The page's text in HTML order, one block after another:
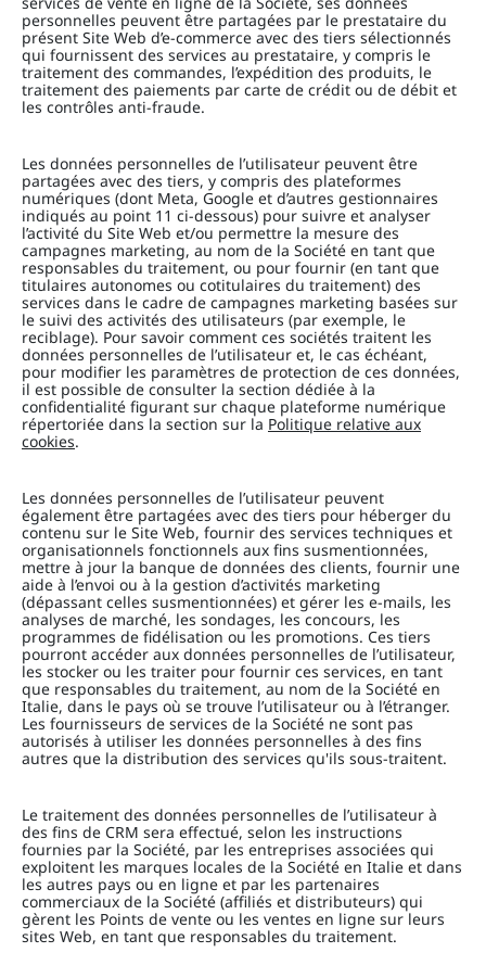
personnelles peuvent être partagées par le prestataire du
présent Site Web d’e-commerce avec des tiers sélectionnés
qui fournissent des services au prestataire, y compris le
traitement des commandes, l’expédition des produits, le
traitement des paiements par carte de crédit ou de débit et
les contrôles anti-fraude.
Les données personnelles de l’utilisateur peuvent être
partagées avec des tiers, y compris des plateformes
numériques (dont Meta, Google et d’autres gestionnaires
indiqués au point 11 ci-dessous) pour suivre et analyser
l’activité du Site Web et/ou permettre la mesure des
campagnes marketing, au nom de la Société en tant que
responsables du traitement, ou pour fournir (en tant que
titulaires autonomes ou cotitulaires du traitement) des
services dans le cadre de campagnes marketing basées sur
le suivi des activités des utilisateurs (par exemple, le
reciblage). Pour savoir comment ces sociétés traitent les
données personnelles de l’utilisateur et, le cas échéant,
pour modifier les paramètres de protection de ces données,
il est possible de consulter la section dédiée à la
confidentialité figurant sur chaque plateforme numérique
répertoriée dans la section sur la Politique relative aux
cookies.
Les données personnelles de l’utilisateur peuvent
également être partagées avec des tiers pour héberger du
contenu sur le Site Web, fournir des services techniques et
organisationnels fonctionnels aux fins susmentionnées,
mettre à jour la banque de données des clients, fournir une
aide à l’envoi ou à la gestion d’activités marketing
(dépassant celles susmentionnées) et gérer les e-mails, les
analyses de marché, les sondages, les concours, les
programmes de fidélisation ou les promotions. Ces tiers
pourront accéder aux données personnelles de l’utilisateur,
les stocker ou les traiter pour fournir ces services, en tant
que responsables du traitement, au nom de la Société en
Italie, dans le pays où se trouve l’utilisateur ou à l’étranger.
Les fournisseurs de services de la Société ne sont pas
autorisés à utiliser les données personnelles à des fins
autres que la distribution des services qu'ils sous-traitent.
Le traitement des données personnelles de l’utilisateur à
des fins de CRM sera effectué, selon les instructions
fournies par la Société, par les entreprises associées qui
exploitent les marques locales de la Société en Italie et dans
les autres pays ou en ligne et par les partenaires
commerciaux de la Société (affiliés et distributeurs) qui
gèrent les Points de vente ou les ventes en ligne sur leurs
sites Web, en tant que responsables du traitement.